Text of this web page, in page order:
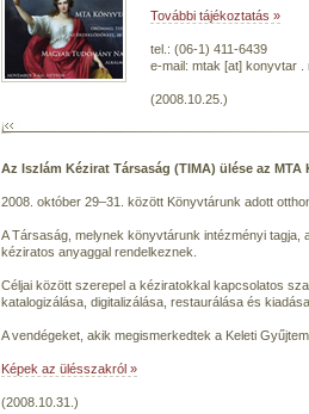
További tájékoztatás »
tel.: (06-1) 411-6439
e-mail: mtak [at] konyvtar .
(2008.10.25.)
Az Iszlám Kézirat Társaság (TIMA) ülése az MTA
2008. október 29–31. között Könyvtárunk adott
A Társaság, melynek könyvtárunk intézményi
kéziratos anyaggal rendelkeznek.
Céljai között szerepel a kéziratokkal kapcsolatos
katalogizálása, digitalizálása, restaurálása és
A vendégeket, akik megismerkedtek a Keleti
Képek az ülésszakról »
(2008.10.31.)